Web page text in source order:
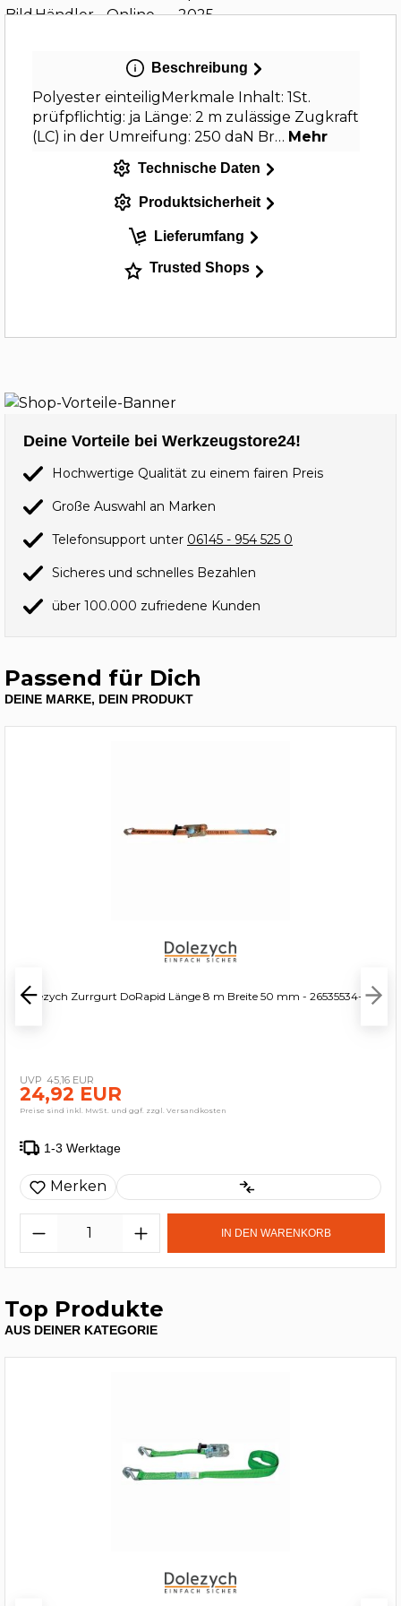
Beschreibung
Polyester einteiligMerkmale Inhalt: 1St.
prüfpflichtig: ja Länge: 2 m zulässige Zugkraft
(LC) in der Umreifung: 250 daN Br… Mehr
Technische Daten
Produktsicherheit
Lieferumfang
Trusted Shops
Deine Vorteile bei Werkzeugstore24!
Hochwertige Qualität zu einem fairen Preis
Große Auswahl an Marken
Telefonsupport unter 06145 - 954 525 0
Sicheres und schnelles Bezahlen
über 100.000 zufriedene Kunden
Passend für Dich
DEINE MARKE, DEIN PRODUKT
Dolezych Zurrgurt DoRapid Länge 8 m Breite 50 mm - 26535534-8
45,16 EUR
24,92 EUR
Preise sind inkl. MwSt. und ggf. zzgl. Versandkosten
1-3 Werktage
Merken
IN DEN WARENKORB
Top Produkte
AUS DEINER KATEGORIE